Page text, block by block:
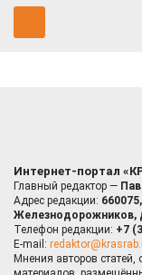
Интернет-портал
Главный редактор —
Адрес редакции:
Железнодорожников,
Телефон редакции: +7
E-mail:
Мнения авторов статей,